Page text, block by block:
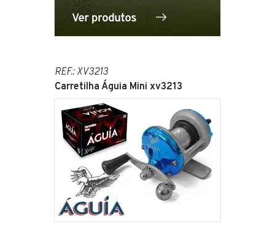
REF.: XV3213
Carretilha Águia Mini xv3213